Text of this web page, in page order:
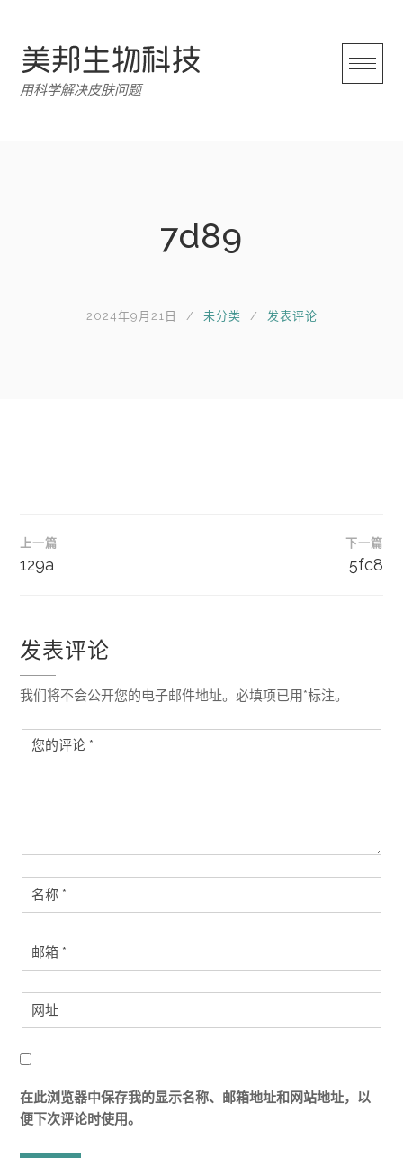
用科学解决皮肤问题
7d89
2024年9月21日 未分类 发表评论
文
章
航
上一篇
129a
下一篇
5fc8
发表评论
我们将不会公开您的电子邮件地址。必填项已用*标注。
在此浏览器中保存我的显示名称、邮箱地址和网站地址，以
便下次评论时使用。